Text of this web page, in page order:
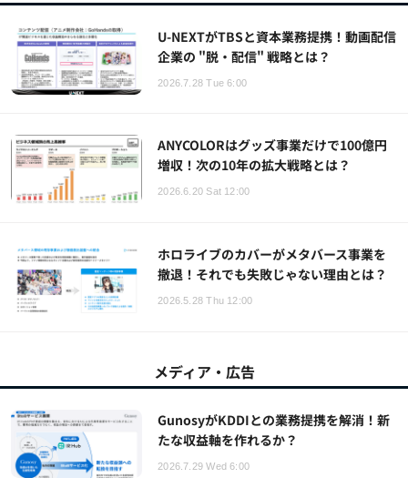
U-NEXTがTBSと資本業務提携！動画配信
企業の "脱・配信" 戦略とは？
2026.7.28 Tue 6:00
ANYCOLORはグッズ事業だけで100億円
増収！次の10年の拡大戦略とは？
2026.6.20 Sat 12:00
ホロライブのカバーがメタバース事業を
撤退！それでも失敗じゃない理由とは？
2026.5.28 Thu 12:00
メディア・広告
GunosyがKDDIとの業務提携を解消！新
たな収益軸を作れるか？
2026.7.29 Wed 6:00